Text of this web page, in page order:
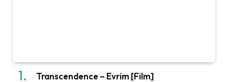
Transcendence – Evrim [Film]